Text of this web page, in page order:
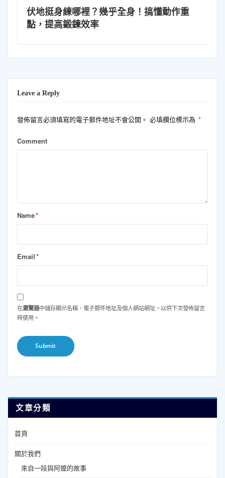
懂動作重
伏地挺身胸肌會變大嗎？可以，但
些關鍵
Leave a Reply
發佈留言必須填寫的電子郵件地址不會公開。 必填欄位標示為 *
Comment
Name*
Email*
在瀏覽器中儲存顯示名稱、電子郵件地址及個人網站網址，以供下次發佈留言
時使用。
文章分類
首頁
關於我們
來自一段與阿嬤的故事